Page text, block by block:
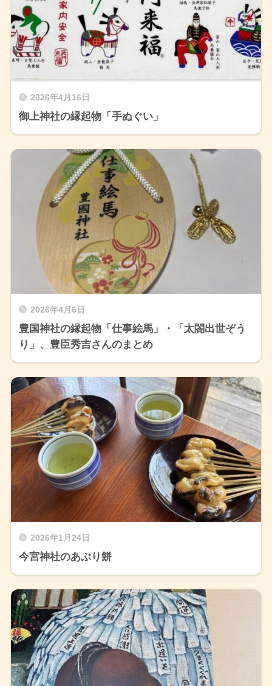
2026年4月16日
御上神社の縁起物「手ぬぐい」
2026年4月6日
豊国神社の縁起物「仕事絵馬」・「太閤出世ぞう
り」、豊臣秀吉さんのまとめ
2026年1月24日
今宮神社のあぶり餅